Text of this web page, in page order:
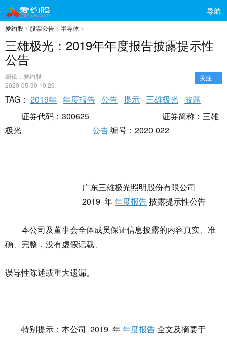
导航
爱约股 > 股票公告 > 半导体 >
三雄极光：2019年年度报告披露提示性
公告
编辑：爱约股
2020-05-30 10:26
关注 +
TAG： 2019年 年度报告 公告 提示 三雄极光 披露
证券代码：300625 证券简称：三雄
极光
公告编号：2020-022
广东三雄极光照明股份有限公司
2019 年年度报告披露提示性公告
本公司及董事会全体成员保证信息披露的内容真实、准
确、完整，没有虚假记载、
误导性陈述或重大遗漏。
特别提示：本公司 2019 年年度报告全文及摘要于